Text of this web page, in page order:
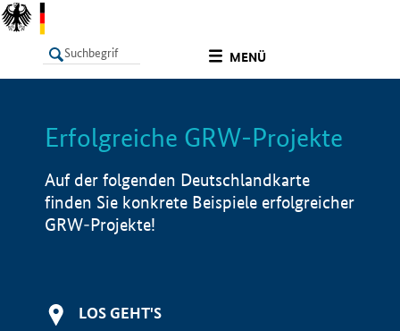
MENÜ
LISTE Info
Erfolgreiche GRW-Projekte
Auf der folgenden Deutschlandkarte
finden Sie konkrete Beispiele erfolgreicher
GRW-Projekte!
LOS GEHT'S